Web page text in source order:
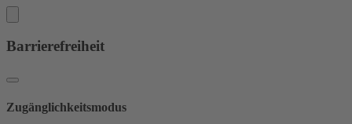
Barrierefreiheit
Zugänglichkeitsmodus